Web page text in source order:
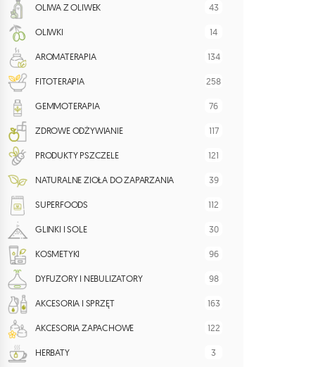
OLIWA Z OLIWEK 43
OLIWKI 14
AROMATERAPIA 134
FITOTERAPIA 258
GEMMOTERAPIA 76
ZDROWE ODŻYWIANIE 117
PRODUKTY PSZCZELE 121
NATURALNE ZIOŁA DO ZAPARZANIA 39
SUPERFOODS 112
GLINKI I SOLE 30
KOSMETYKI 96
DYFUZORY I NEBULIZATORY 98
AKCESORIA I SPRZĘT 163
AKCESORIA ZAPACHOWE 122
HERBATY 3